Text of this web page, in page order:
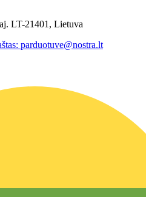
LT-21401, Lietuva
parduotuve@nostra.lt